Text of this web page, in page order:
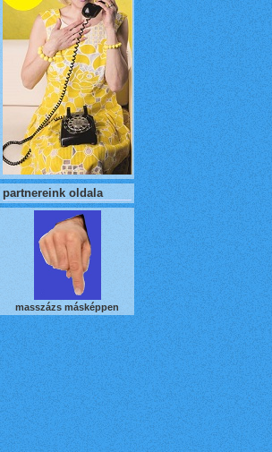
partnereink oldala
masszázs másképpen